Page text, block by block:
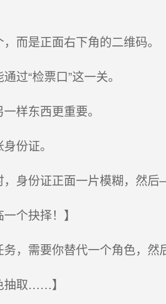
而是正面右下角的二维码。
过“检票口”这一关。
样东西更重要。
份证。
身份证正面一片模糊，然
个抉择！】
，需要你替代一个角色，然
取……】